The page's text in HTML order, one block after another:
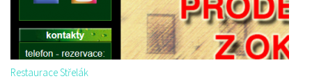
Restaurace Střelák